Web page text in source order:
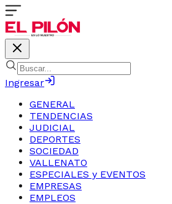
Ingresar
GENERAL
TENDENCIAS
JUDICIAL
DEPORTES
SOCIEDAD
VALLENATO
ESPECIALES y EVENTOS
EMPRESAS
EMPLEOS